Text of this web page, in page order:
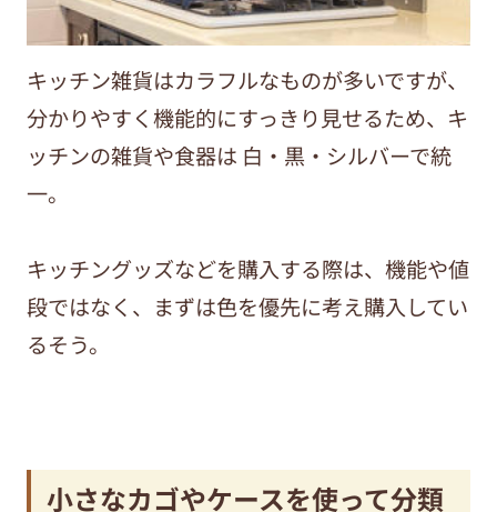
キッチン雑貨はカラフルなものが多いですが、
分かりやすく機能的にすっきり見せるため、キ
ッチンの雑貨や食器は 白・黒・シルバーで統
一。
キッチングッズなどを購入する際は、機能や値
段ではなく、まずは色を優先に考え購入してい
るそう。
小さなカゴやケースを使って分類